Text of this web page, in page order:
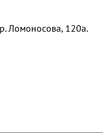
Ломоносова, 120а.